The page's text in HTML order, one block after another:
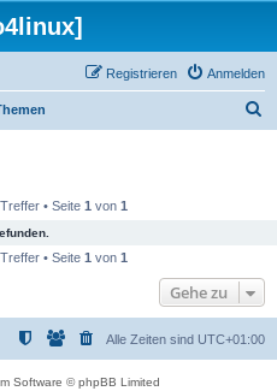
Anmelden
Registrieren
• Seite 1 von 1
• Seite 1 von 1
Gehe zu
Alle Zeiten sind UTC+01:00
Software © phpBB Limited